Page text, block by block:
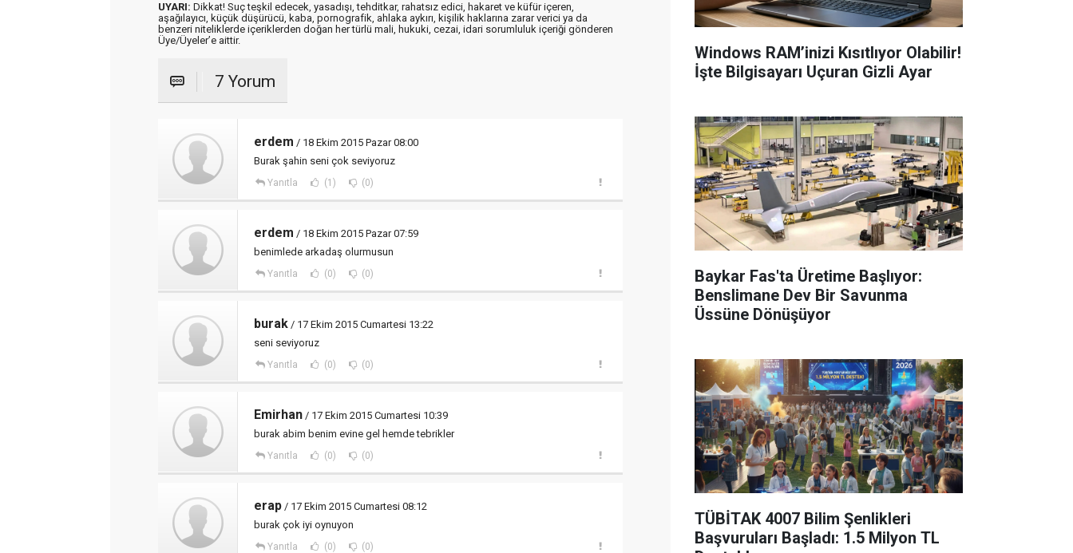
UYARI: Dikkat! Suç teşkil edecek, yasadışı, tehditkar, rahatsız edici, hakaret ve küfür içeren,
aşağılayıcı, küçük düşürücü, kaba, pornografik, ahlaka aykırı, kişilik haklarına zarar verici ya da
benzeri niteliklerde içeriklerden doğan her türlü mali, hukuki, cezai, idari sorumluluk içeriği gönderen
Üye/Üyeler’e aittir.
7 Yorum
erdem / 18 Ekim 2015 Pazar 08:00
Burak şahin seni çok seviyoruz
Yanıtla (1) (0)
erdem / 18 Ekim 2015 Pazar 07:59
benimlede arkadaş olurmusun
Yanıtla (0) (0)
burak / 17 Ekim 2015 Cumartesi 13:22
seni seviyoruz
Yanıtla (0) (0)
Emirhan / 17 Ekim 2015 Cumartesi 10:39
burak abim benim evine gel hemde tebrikler
Yanıtla (0) (0)
erap / 17 Ekim 2015 Cumartesi 08:12
burak çok iyi oynuyon
Yanıtla (0) (0)
Windows RAM’inizi Kısıtlıyor Olabilir!
İşte Bilgisayarı Uçuran Gizli Ayar
Baykar Fas'ta Üretime Başlıyor:
Benslimane Dev Bir Savunma
Üssüne Dönüşüyor
TÜBİTAK 4007 Bilim Şenlikleri
Başvuruları Başladı: 1.5 Milyon TL